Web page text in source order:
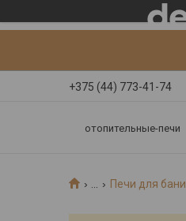
+375 (44) 773-41-74
отопительные-печи
... Печи для